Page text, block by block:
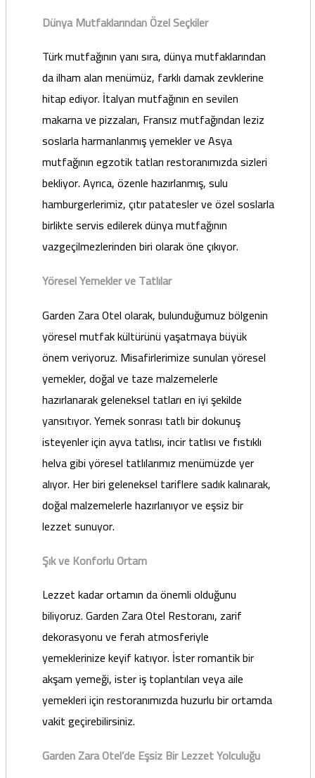
Dünya Mutfaklarından Özel Seçkiler
Türk mutfağının yanı sıra, dünya mutfaklarından
da ilham alan menümüz, farklı damak zevklerine
hitap ediyor. İtalyan mutfağının en sevilen
makarna ve pizzaları, Fransız mutfağından leziz
soslarla harmanlanmış yemekler ve Asya
mutfağının egzotik tatları restoranımızda sizleri
bekliyor. Ayrıca, özenle hazırlanmış, sulu
hamburgerlerimiz, çıtır patatesler ve özel soslarla
birlikte servis edilerek dünya mutfağının
vazgeçilmezlerinden biri olarak öne çıkıyor.
Yöresel Yemekler ve Tatlılar
Garden Zara Otel olarak, bulunduğumuz bölgenin
yöresel mutfak kültürünü yaşatmaya büyük
önem veriyoruz. Misafirlerimize sunulan yöresel
yemekler, doğal ve taze malzemelerle
hazırlanarak geleneksel tatları en iyi şekilde
yansıtıyor. Yemek sonrası tatlı bir dokunuş
isteyenler için ayva tatlısı, incir tatlısı ve fıstıklı
helva gibi yöresel tatlılarımız menümüzde yer
alıyor. Her biri geleneksel tariflere sadık kalınarak,
doğal malzemelerle hazırlanıyor ve eşsiz bir
lezzet sunuyor.
Şık ve Konforlu Ortam
Lezzet kadar ortamın da önemli olduğunu
biliyoruz. Garden Zara Otel Restoranı, zarif
dekorasyonu ve ferah atmosferiyle
yemeklerinize keyif katıyor. İster romantik bir
akşam yemeği, ister iş toplantıları veya aile
yemekleri için restoranımızda huzurlu bir ortamda
vakit geçirebilirsiniz.
Garden Zara Otel’de Eşsiz Bir Lezzet Yolculuğu